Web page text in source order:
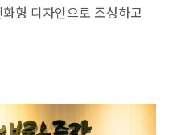
형 디자인으로 조성하고